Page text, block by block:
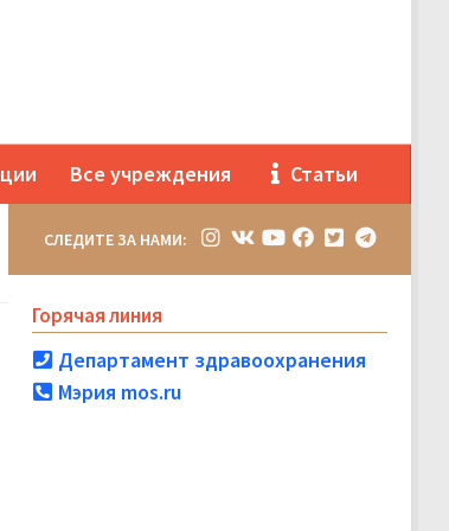
Все учреждения Статьи
СЛЕДИТЕ ЗА НАМИ:
Горячая линия
Департамент здравоохранения
Мэрия mos.ru